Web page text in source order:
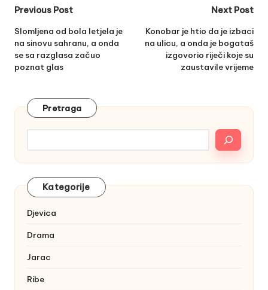
Post
navigation
Previous Post
Slomljena od bola letjela je
na sinovu sahranu, a onda
se sa razglasa začuo
poznat glas
Next Post
Konobar je htio da je izbaci
na ulicu, a onda je bogataš
izgovorio riječi koje su
zaustavile vrijeme
Pretraga
Kategorije
Djevica
Drama
Jarac
Ribe